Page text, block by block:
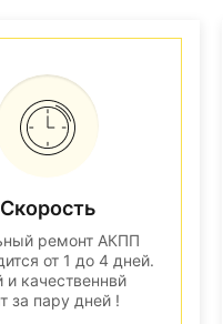
Скорость
ремонт АКПП
от 1 до 4 дней.
качественнвй
за пару дней !